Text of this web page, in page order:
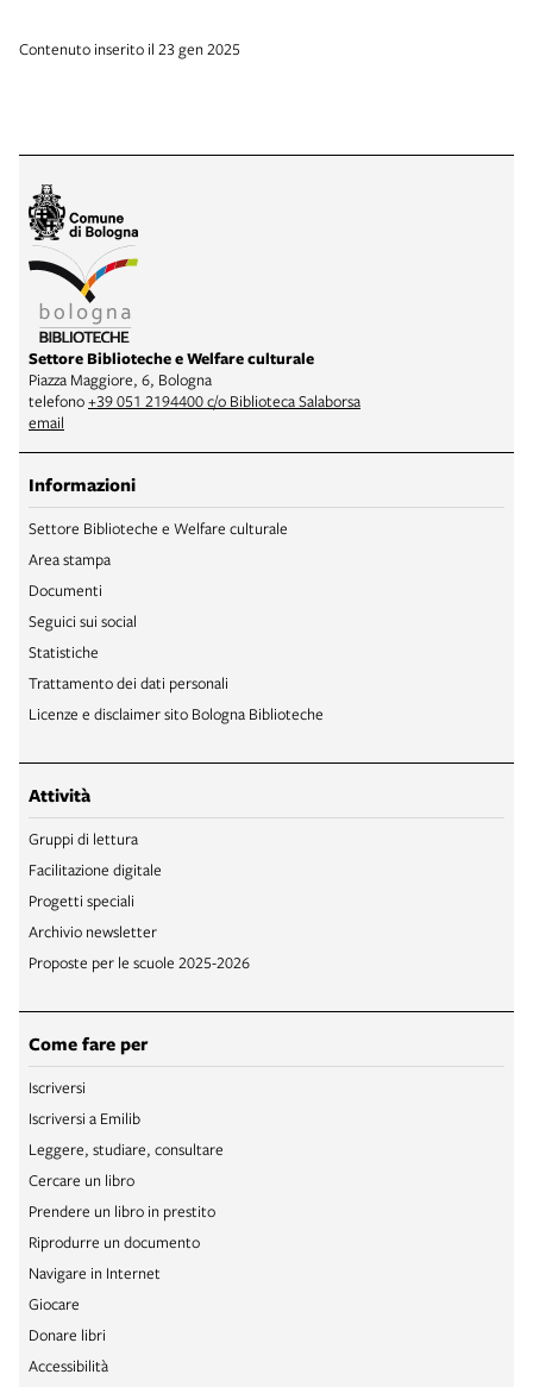
Contenuto inserito il 23 gen 2025
Settore Biblioteche e Welfare culturale
Piazza Maggiore, 6, Bologna
telefono+39 051 2194400 c/o Biblioteca Salaborsa
email
Informazioni
Settore Biblioteche e Welfare culturale
Area stampa
Documenti
Seguici sui social
Statistiche
Trattamento dei dati personali
Licenze e disclaimer sito Bologna Biblioteche
Attività
Gruppi di lettura
Facilitazione digitale
Progetti speciali
Archivio newsletter
Proposte per le scuole 2025-2026
Come fare per
Iscriversi
Iscriversi a Emilib
Leggere, studiare, consultare
Cercare un libro
Prendere un libro in prestito
Riprodurre un documento
Navigare in Internet
Giocare
Donare libri
Accessibilità